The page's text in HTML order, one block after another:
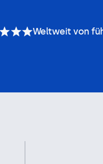
Weltweit von